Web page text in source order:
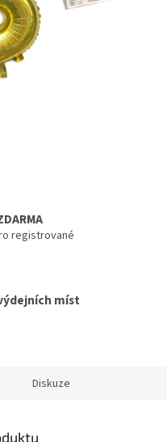
registrované
míst
Diskuze